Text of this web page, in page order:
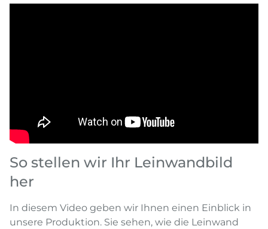
So stellen wir Ihr Leinwandbild
her
In diesem Video geben wir Ihnen einen Einblick in
unsere Produktion. Sie sehen, wie die Leinwand